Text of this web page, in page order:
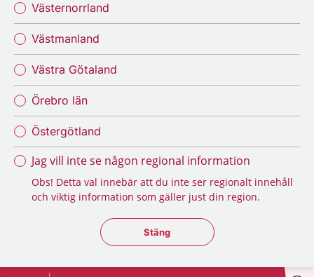
Västernorrland
Västmanland
Västra Götaland
Örebro län
Östergötland
Jag vill inte se någon regional information
Obs! Detta val innebär att du inte ser regionalt innehåll
och viktig information som gäller just din region.
Stäng regionsväljaren
Stäng